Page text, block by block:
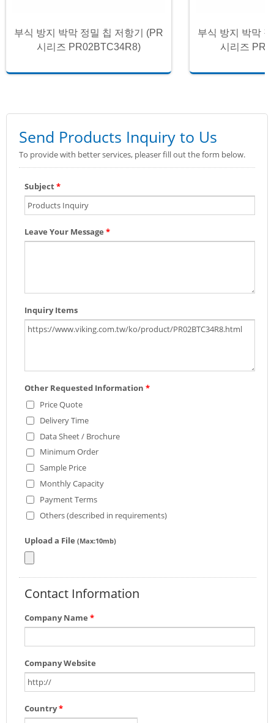
부식 방지 박막 정밀 칩 저항기 (PR
시리즈 PR02BTC34R8)
부식 방지 박막
시리즈